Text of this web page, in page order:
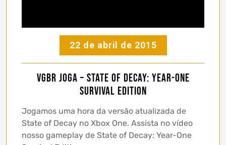
22 de abril de 2015
vgBR Joga – State of Decay: Year-One
Survival Edition
Jogamos uma hora da versão atualizada de
State of Decay no Xbox One. Assista no vídeo
nosso gameplay de State of Decay: Year-One